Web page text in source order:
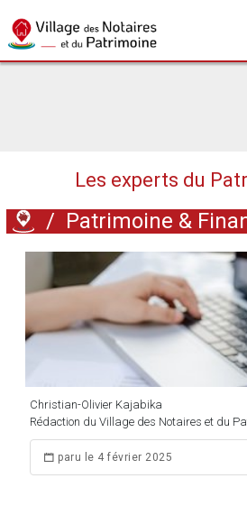
Les experts du
/ Patrimoine &
Christian-Olivier Kajabika
Rédaction du Village des Notaires et du
paru le 4 février 2025